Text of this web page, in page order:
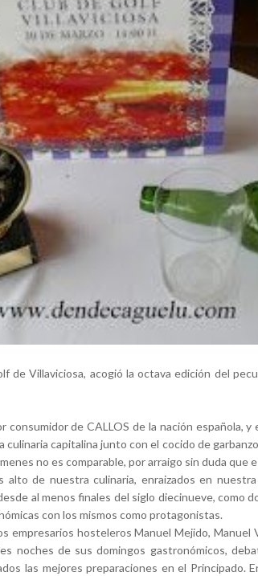
de Villaviciosa, acogió la octava edición del
consumidor de CALLOS de la nación española, y
culinaria capitalina junto con el cocido de
no es comparable, por arraigo sin duda que
alto de nuestra culinaria, enraizados en
al menos finales del siglo diecinueve, como
con los mismos como protagonistas.
empresarios hosteleros Manuel Mejido, Manuel
noches de sus domingos gastronómicos,
las mejores preparaciones en el